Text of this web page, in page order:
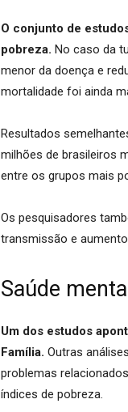
O conjunto de
pobreza. No caso da
menor da doença e
mortalidade foi ainda
Resultados
milhões de brasileiros
entre os grupos mais
Os pesquisadores
transmissão e
Saúde mental
Um dos estudos
Família. Outras
problemas
índices de pobreza.